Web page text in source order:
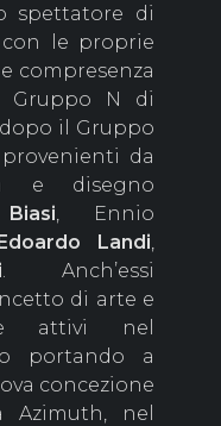
spettatore di
le proprie
compresenza
Gruppo N di
il Gruppo
da
e disegno
Biasi , Ennio
Landi
. Anch’essi
di arte e
attivi nel
portando a
concezione
Azimuth, nel